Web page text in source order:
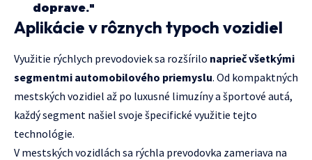
doprave."
Aplikácie v rôznych typoch vozidiel
Využitie rýchlych prevodoviek sa rozšírilo naprieč všetkými
segmentmi automobilového priemyslu. Od kompaktných
mestských vozidiel až po luxusné limuzíny a športové autá,
každý segment našiel svoje špecifické využitie tejto
technológie.
V mestských vozidlách sa rýchla prevodovka zameriava na